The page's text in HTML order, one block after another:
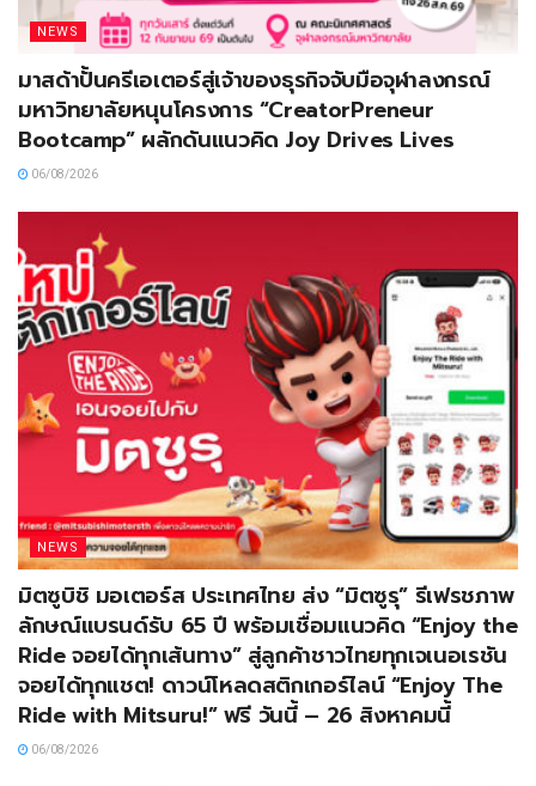
NEWS
มาสด้าปั้นครีเอเตอร์สู่เจ้าของธุรกิจจับมือจุฬาลงกรณ์
มหาวิทยาลัยหนุนโครงการ “CreatorPreneur
Bootcamp” ผลักดันแนวคิด Joy Drives Lives
06/08/2026
NEWS
มิตซูบิชิ มอเตอร์ส ประเทศไทย ส่ง “มิตซูรุ” รีเฟรชภาพ
ลักษณ์แบรนด์รับ 65 ปี พร้อมเชื่อมแนวคิด “Enjoy the
Ride จอยได้ทุกเส้นทาง” สู่ลูกค้าชาวไทยทุกเจเนอเรชัน
จอยได้ทุกแชต! ดาวน์โหลดสติกเกอร์ไลน์ “Enjoy The
Ride with Mitsuru!” ฟรี วันนี้ – 26 สิงหาคมนี้
06/08/2026